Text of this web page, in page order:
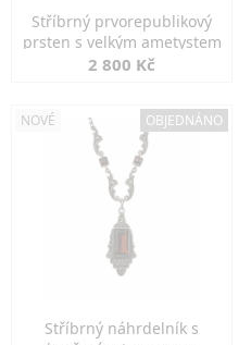
Stříbrný prvorepublikový
prsten s velkým ametystem
2 800 Kč
NOVÉ OBJEDNÁNO
Stříbrný náhrdelník s